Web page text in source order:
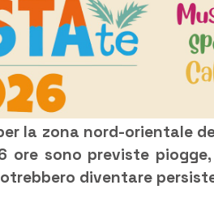
la zona nord-orientale
ore sono previste
diventare